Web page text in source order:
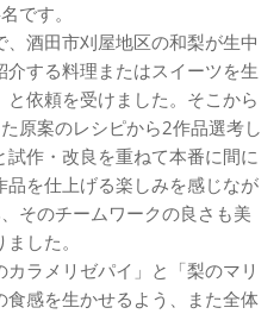
です。
酒田市刈屋地区の和梨が生中
する料理またはスイーツを生
依頼を受けました。そこから
原案のレシピから2作品選考し
試作・改良を重ねて本番に間に
を仕上げる楽しみを感じなが
そのチームワークの良さも美
した。
ラメリゼパイ」と「梨のマリ
食感を生かせるよう、また全体